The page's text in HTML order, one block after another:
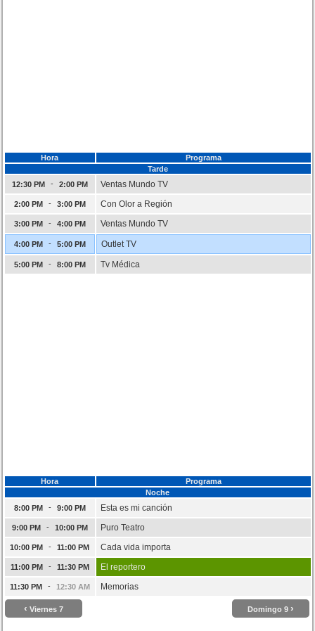
Hora
Programa
Tarde
12:30 PM
- 2:00 PM Ventas Mundo TV
2:00 PM - 3:00 PM Con Olor a Región
3:00 PM - 4:00 PM Ventas Mundo TV
4:00 PM - 5:00 PM Outlet TV
5:00 PM - 8:00 PM Tv Médica
Hora
Programa
Noche
8:00 PM
- 9:00 PM Esta es mi canción
9:00 PM - 10:00 PM Puro Teatro
10:00 PM - 11:00 PM Cada vida importa
11:00 PM - 11:30 PM El reportero
11:30 PM - 12:30 AM Memorias
‹ Viernes 7 Domingo 9 ›